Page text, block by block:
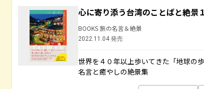
心に寄り添う台湾のことばと絶景
BOOKS 旅の名言＆絶景
2022.11.04 発売
世界を４０年以上歩いてきた「地球の
名言と癒やしの絶景集